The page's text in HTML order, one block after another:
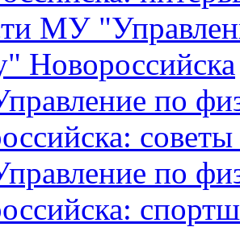
МУ
Новороссийска
по
по